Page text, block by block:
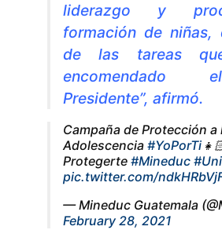
liderazgo y
formación de niñas,
de las tareas
encomendado
Presidente”, afirmó.
Campaña de Protección a
Adolescencia #YoPorTi
Protegerte #Mineduc
pic.twitter.com/
— Mineduc Guatemala
February 28, 2021